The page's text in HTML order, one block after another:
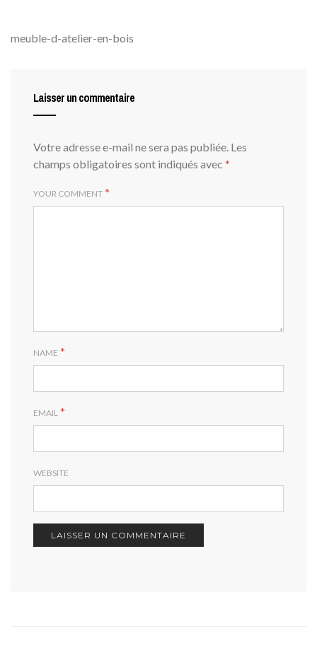
meuble-d-atelier-en-bois
Laisser un commentaire
Votre adresse e-mail ne sera pas publiée. Les
champs obligatoires sont indiqués avec *
YOUR COMMENT *
NAME *
EMAIL *
WEBSITE